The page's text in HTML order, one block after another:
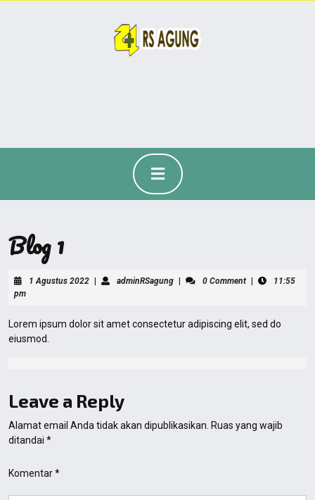
Blog 1
1 Agustus 2022 adminRSagung 0 Comment
11:55
pm
Lorem ipsum dolor sit amet consectetur adipiscing elit, sed do
eiusmod.
Leave a Reply
Alamat email Anda tidak akan dipublikasikan. Ruas yang wajib
ditandai *
Komentar*